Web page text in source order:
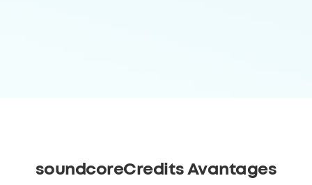
soundcoreCredits Avantages